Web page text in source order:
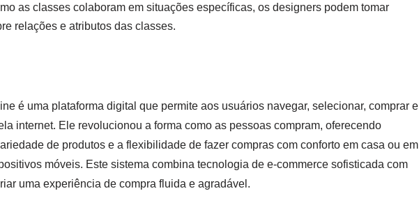
as classes colaboram em situações específicas, os designers podem tomar
relações e atributos das classes.
é uma plataforma digital que permite aos usuários navegar, selecionar, comprar e
internet. Ele revolucionou a forma como as pessoas compram, oferecendo
de produtos e a flexibilidade de fazer compras com conforto em casa ou em
móveis. Este sistema combina tecnologia de e-commerce sofisticada com
uma experiência de compra fluida e agradável.